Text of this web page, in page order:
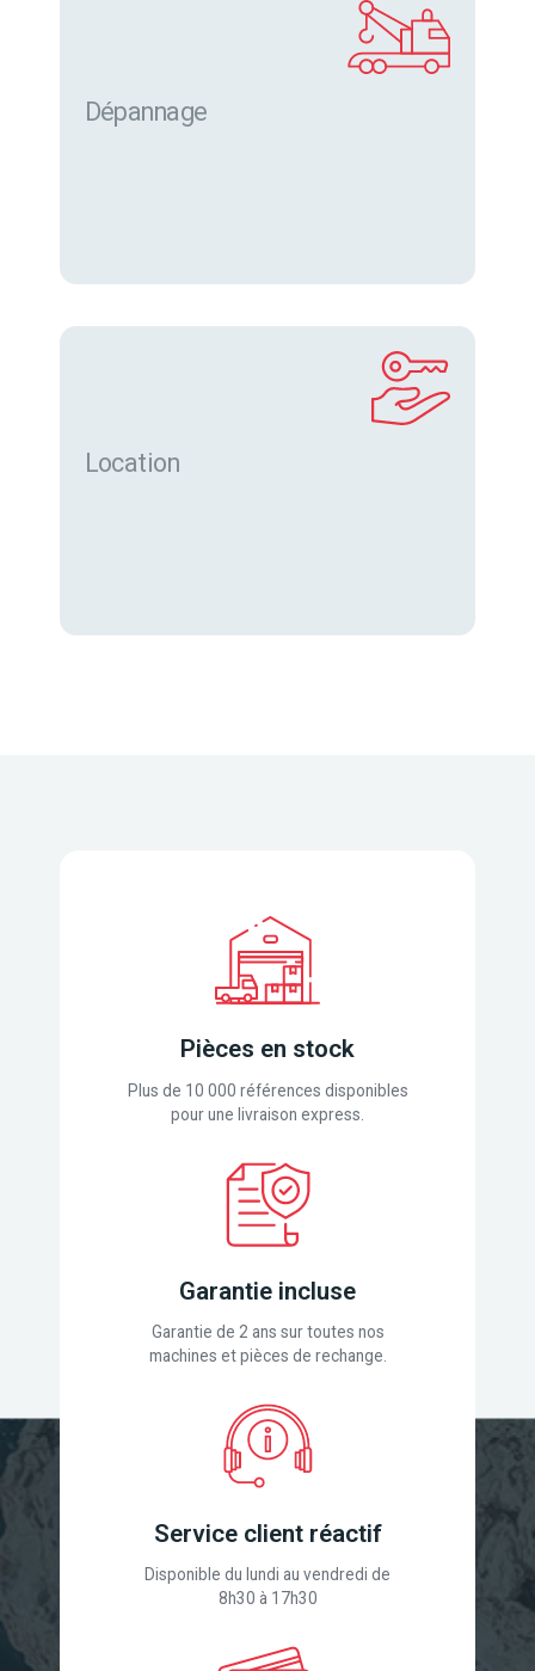
Dépannage
Location
Pièces en stock
Plus de 10 000 références disponibles
pour une livraison express.
Garantie incluse
Garantie de 2 ans sur toutes nos
machines et pièces de rechange.
Service client réactif
Disponible du lundi au vendredi de
8h30 à 17h30